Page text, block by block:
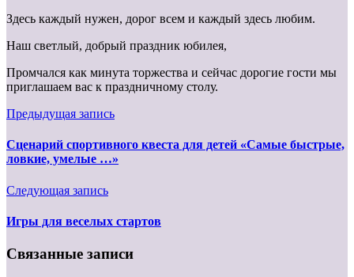
Здесь каждый нужен, дорог всем и каждый здесь любим.
Наш светлый, добрый праздник юбилея,
Промчался как минута торжества и сейчас дорогие гости мы
приглашаем вас к праздничному столу.
Предыдущая запись
Сценарий спортивного квеста для детей «Самые быстрые,
ловкие, умелые …»
Следующая запись
Игры для веселых стартов
Связанные записи